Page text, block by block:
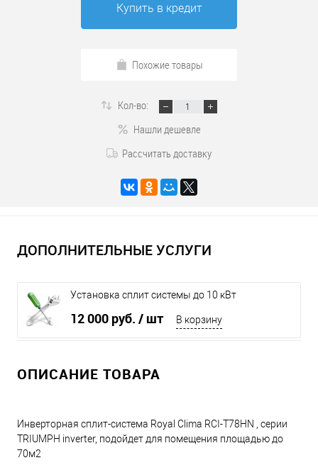
Купить в кредит
Похожие товары
Кол-во:
Нашли дешевле
Рассчитать доставку
ДОПОЛНИТЕЛЬНЫЕ УСЛУГИ
Установка сплит системы до 10 кВт
12 000 руб. / шт В корзину
ОПИСАНИЕ ТОВАРА
Инверторная сплит-система Royal Clima RCI-T78HN , серии
TRIUMPH inverter, подойдет для помещения площадью до
70м2